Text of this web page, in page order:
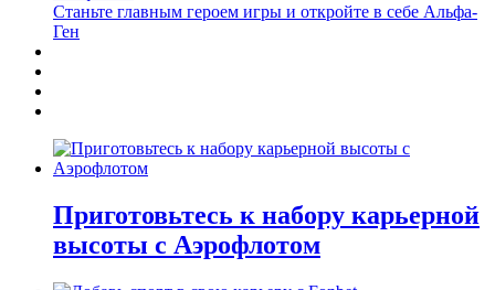
Станьте главным героем игры и откройте в себе Альфа-
Ген
Приготовьтесь к набору карьерной
высоты с Аэрофлотом